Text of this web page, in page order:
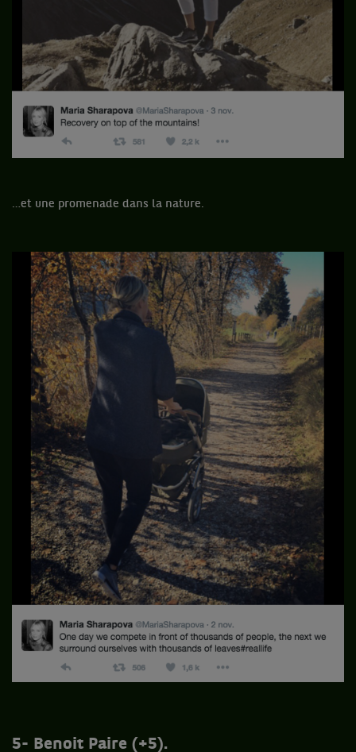
…et une promenade dans la nature.
5- Benoit Paire (+5).